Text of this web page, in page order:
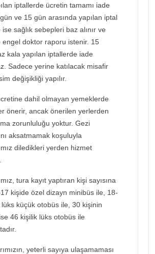
iptallerde ücretin tamamı iade
ve 15 gün arasında yapılan iptal
sağlık sebepleri baz alınır ve
engel doktor raporu istenir. 15
kala yapılan iptallerde iade
Sadece yerine katılacak misafir
değişikliği yapılır.
dahil olmayan yemeklerde
önerir, ancak önerilen yerlerden
zorunluluğu yoktur. Gezi
aksatmamak koşuluyla
diledikleri yerden hizmet
tura kayıt yaptıran kişi sayısına
kişide özel dizayn minibüs ile, 18-
küçük otobüs ile, 30 kişinin
46 kişilik lüks otobüs ile
yeterli sayıya ulaşamaması